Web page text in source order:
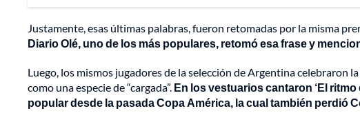
Justamente, esas últimas palabras, fueron retomadas por la misma
Diario Olé, uno de los más populares, retomó esa frase y
Luego, los mismos jugadores de la selección de Argentina celebraron
como una especie de “cargada”. En los vestuarios cantaron ‘El
popular desde la pasada Copa América, la cual también perdió